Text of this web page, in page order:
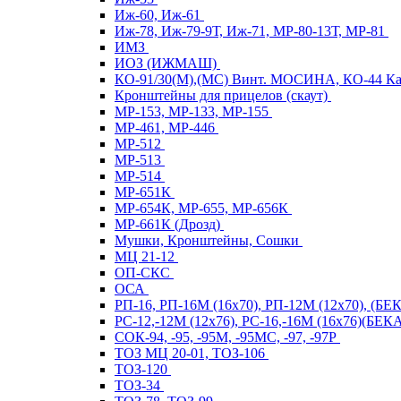
Иж-60, Иж-61
Иж-78, Иж-79-9Т, Иж-71, МР-80-13Т, МР-81
ИМЗ
ИОЗ (ИЖМАШ)
КО-91/30(М),(МС) Винт. МОСИНА, КО-44
Кронштейны для прицелов (скаут)
МР-153, МР-133, МР-155
МР-461, МР-446
МР-512
МР-513
МР-514
МР-651К
МР-654К, МР-655, МР-656К
МР-661К (Дрозд)
Мушки, Кронштейны, Сошки
МЦ 21-12
ОП-СКС
ОСА
РП-16, РП-16М (16х70), РП-12М (12х70),
РС-12,-12М (12х76), РС-16,-16М
СОК-94, -95, -95М, -95МС, -97, -97Р
ТОЗ МЦ 20-01, ТОЗ-106
ТОЗ-120
ТОЗ-34